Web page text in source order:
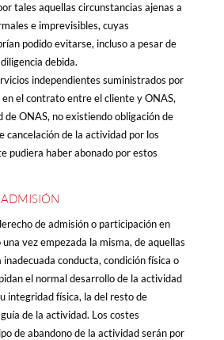
tales aquellas circunstancias ajenas a
e imprevisibles, cuyas
podido evitarse, incluso a pesar de
debida.
independientes suministrados por
el contrato entre el cliente y ONAS,
de ONAS, no existiendo obligación de
cancelación de la actividad por los
pudiera haber abonado por estos
de admisión o participación en
vez empezada la misma, de aquellas
inadecuada conducta, condición física o
el normal desarrollo de la actividad
integridad física, la del resto de
de la actividad. Los costes
de abandono de la actividad serán por